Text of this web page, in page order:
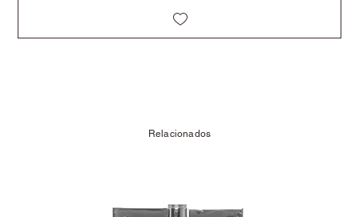
Relacionados